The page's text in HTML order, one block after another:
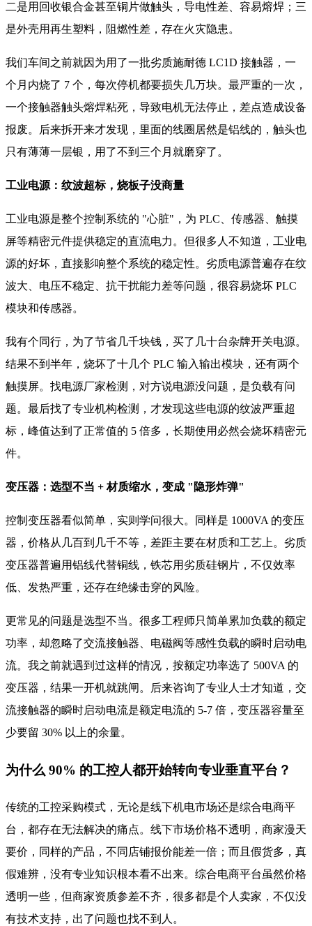
二是用回收银合金甚至铜片做触头，导电性差、容易熔焊；三
是外壳用再生塑料，阻燃性差，存在火灾隐患。
我们车间之前就因为用了一批劣质施耐德 LC1D 接触器，一
个月内烧了 7 个，每次停机都要损失几万块。最严重的一次，
一个接触器触头熔焊粘死，导致电机无法停止，差点造成设备
报废。后来拆开来才发现，里面的线圈居然是铝线的，触头也
只有薄薄一层银，用了不到三个月就磨穿了。
工业电源：纹波超标，烧板子没商量
工业电源是整个控制系统的 "心脏"，为 PLC、传感器、触摸
屏等精密元件提供稳定的直流电力。但很多人不知道，工业电
源的好坏，直接影响整个系统的稳定性。劣质电源普遍存在纹
波大、电压不稳定、抗干扰能力差等问题，很容易烧坏 PLC
模块和传感器。
我有个同行，为了节省几千块钱，买了几十台杂牌开关电源。
结果不到半年，烧坏了十几个 PLC 输入输出模块，还有两个
触摸屏。找电源厂家检测，对方说电源没问题，是负载有问
题。最后找了专业机构检测，才发现这些电源的纹波严重超
标，峰值达到了正常值的 5 倍多，长期使用必然会烧坏精密元
件。
变压器：选型不当 + 材质缩水，变成 "隐形炸弹"
控制变压器看似简单，实则学问很大。同样是 1000VA 的变压
器，价格从几百到几千不等，差距主要在材质和工艺上。劣质
变压器普遍用铝线代替铜线，铁芯用劣质硅钢片，不仅效率
低、发热严重，还存在绝缘击穿的风险。
更常见的问题是选型不当。很多工程师只简单累加负载的额定
功率，却忽略了交流接触器、电磁阀等感性负载的瞬时启动电
流。我之前就遇到过这样的情况，按额定功率选了 500VA 的
变压器，结果一开机就跳闸。后来咨询了专业人士才知道，交
流接触器的瞬时启动电流是额定电流的 5-7 倍，变压器容量至
少要留 30% 以上的余量。
为什么 90% 的工控人都开始转向专业垂直平台？
传统的工控采购模式，无论是线下机电市场还是综合电商平
台，都存在无法解决的痛点。线下市场价格不透明，商家漫天
要价，同样的产品，不同店铺报价能差一倍；而且假货多，真
假难辨，没有专业知识根本看不出来。综合电商平台虽然价格
透明一些，但商家资质参差不齐，很多都是个人卖家，不仅没
有技术支持，出了问题也找不到人。